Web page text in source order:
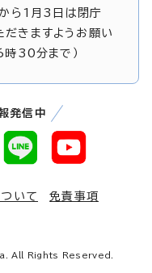
ら1月3日は閉庁
きますようお願い
時30分まで）
発信中
いて
免責事項
All Rights Reserved.